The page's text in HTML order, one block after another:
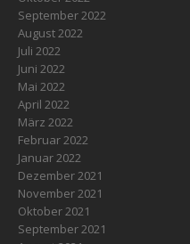
September 2022
August 2022
Juli 2022
Juni 2022
Mai 2022
April 2022
März 2022
Februar 2022
Januar 2022
Dezember 2021
November 2021
Oktober 2021
September 2021